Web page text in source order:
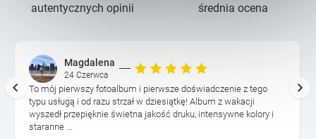
autentycznych opinii średnia ocena
Magdalena
24 Czerwca
To mój pierwszy fotoalbum i pierwsze doświadczenie z tego
typu usługą i od razu strzał w dziesiątkę! Album z wakacji
wyszedł przepięknie świetna jakość druku, intensywne kolory i
staranne ...